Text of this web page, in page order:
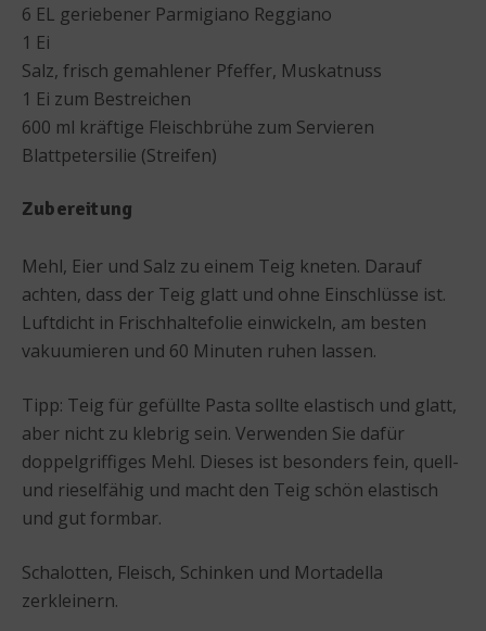
6 EL geriebener Parmigiano Reggiano
1 Ei
Salz, frisch gemahlener Pfeffer, Muskatnuss
1 Ei zum Bestreichen
600 ml kräftige Fleischbrühe zum Servieren
Blattpetersilie (Streifen)
Zubereitung
Mehl, Eier und Salz zu einem Teig kneten. Darauf
achten, dass der Teig glatt und ohne Einschlüsse ist.
Luftdicht in Frischhaltefolie einwickeln, am besten
vakuumieren und 60 Minuten ruhen lassen.
Tipp: Teig für gefüllte Pasta sollte elastisch und glatt,
aber nicht zu klebrig sein. Verwenden Sie dafür
doppelgriffiges Mehl. Dieses ist besonders fein, quell-
und rieselfähig und macht den Teig schön elastisch
und gut formbar.
Schalotten, Fleisch, Schinken und Mortadella
zerkleinern.